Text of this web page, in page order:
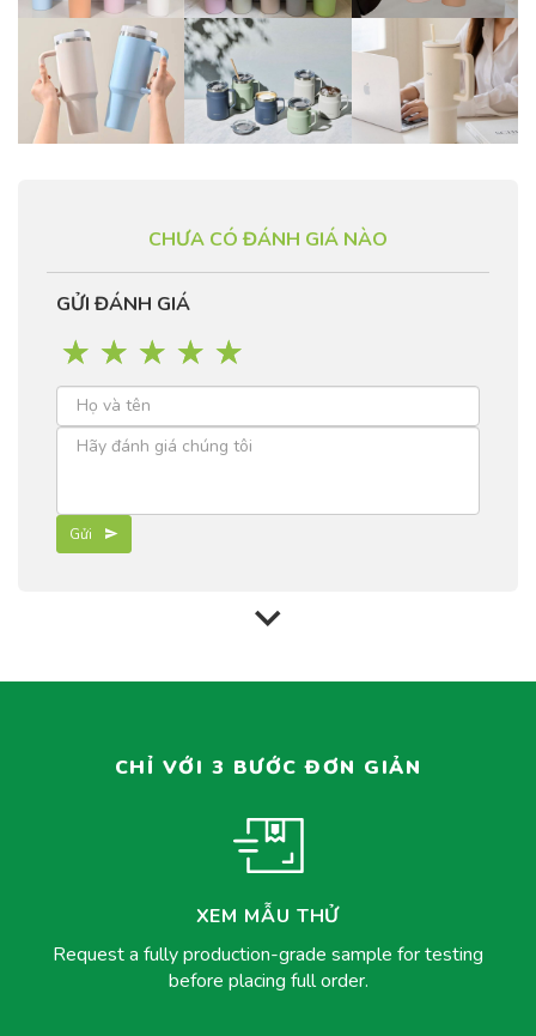
CHƯA CÓ ĐÁNH GIÁ NÀO
GỬI ĐÁNH GIÁ
☆
☆
☆
☆
☆
Gửi
CHỈ VỚI 3 BƯỚC ĐƠN GIẢN
XEM MẪU THỬ
Request a fully production-grade sample for testing
before placing full order.